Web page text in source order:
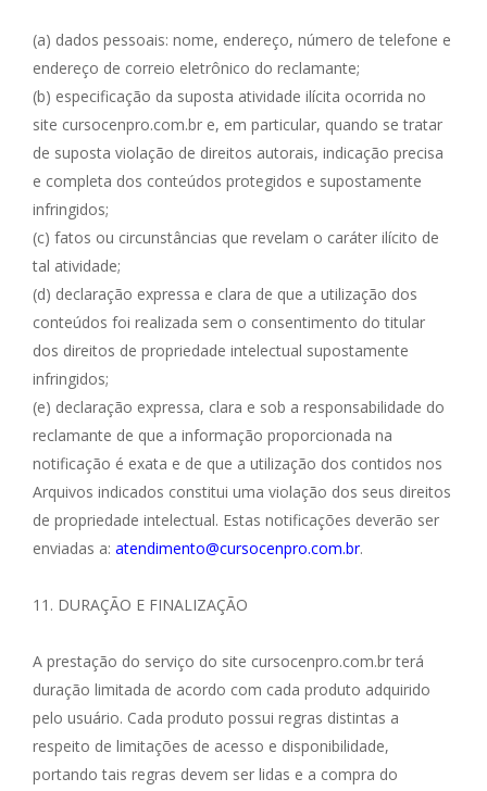
(a) dados pessoais: nome, endereço, número de telefone e
endereço de correio eletrônico do reclamante;
(b) especificação da suposta atividade ilícita ocorrida no
site cursocenpro.com.br e, em particular, quando se tratar
de suposta violação de direitos autorais, indicação precisa
e completa dos conteúdos protegidos e supostamente
infringidos;
(c) fatos ou circunstâncias que revelam o caráter ilícito de
tal atividade;
(d) declaração expressa e clara de que a utilização dos
conteúdos foi realizada sem o consentimento do titular
dos direitos de propriedade intelectual supostamente
infringidos;
(e) declaração expressa, clara e sob a responsabilidade do
reclamante de que a informação proporcionada na
notificação é exata e de que a utilização dos contidos nos
Arquivos indicados constitui uma violação dos seus direitos
de propriedade intelectual. Estas notificações deverão ser
enviadas a: atendimento@cursocenpro.com.br.
11. DURAÇÃO E FINALIZAÇÃO
A prestação do serviço do site cursocenpro.com.br terá
duração limitada de acordo com cada produto adquirido
pelo usuário. Cada produto possui regras distintas a
respeito de limitações de acesso e disponibilidade,
portando tais regras devem ser lidas e a compra do